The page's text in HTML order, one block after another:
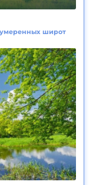
умеренных широт